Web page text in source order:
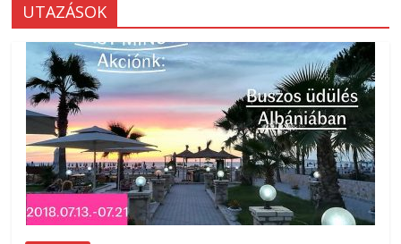
UTAZÁSOK